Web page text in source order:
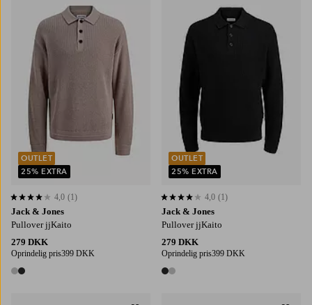
Jack & Jones
Pullover jjKaito
279 DKK
Oprindelig pris399 DKK
2 farver
4,0 baseret på 1 bedømmelser
4,0 (1)
OUTLET
25% EXTRA
2XL
Jack & Jones
Pullover jjKaito
279 DKK
Oprindelig pris399 DKK
2 farver
4,0 baseret på 1 bedømmelser
4,0 (1)
OUTLET
25% EXTRA
2XL